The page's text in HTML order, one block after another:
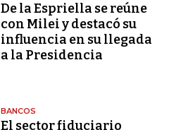
De la Espriella se reúne
con Milei y destacó su
influencia en su llegada
a la Presidencia
BANCOS
El sector fiduciario